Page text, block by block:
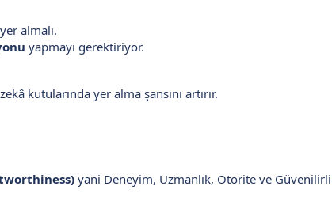
yer almalı.
yapmayı gerektiriyor.
kutularında yer alma şansını artırır.
yani Deneyim, Uzmanlık, Otorite ve